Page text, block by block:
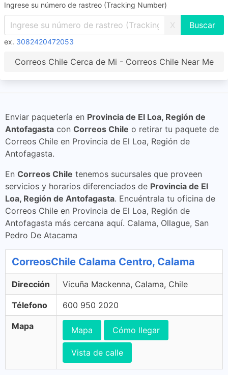
Ingrese su número de rastreo (Tracking Number)
X
ex. 3082420472053
Correos Chile Cerca de Mi - Correos Chile Near Me
Enviar paquetería en Provincia de El Loa, Región de
Antofagasta con Correos Chile o retirar tu paquete de
Correos Chile en Provincia de El Loa, Región de
Antofagasta.
En Correos Chile tenemos sucursales que proveen
servicios y horarios diferenciados de Provincia de El
Loa, Región de Antofagasta. Encuéntrala tu oficina de
Correos Chile en Provincia de El Loa, Región de
Antofagasta más cercana aquí. Calama, Ollague, San
Pedro De Atacama
CorreosChile Calama Centro, Calama
Dirección Vicuña Mackenna, Calama, Chile
Télefono 600 950 2020
Mapa Mapa Cómo llegar
Vista de calle